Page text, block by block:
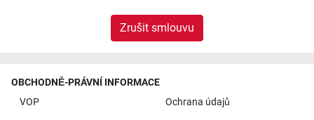
Zrušit smlouvu
OBCHODNĚ-PRÁVNÍ INFORMACE
VOP
Ochrana údajů